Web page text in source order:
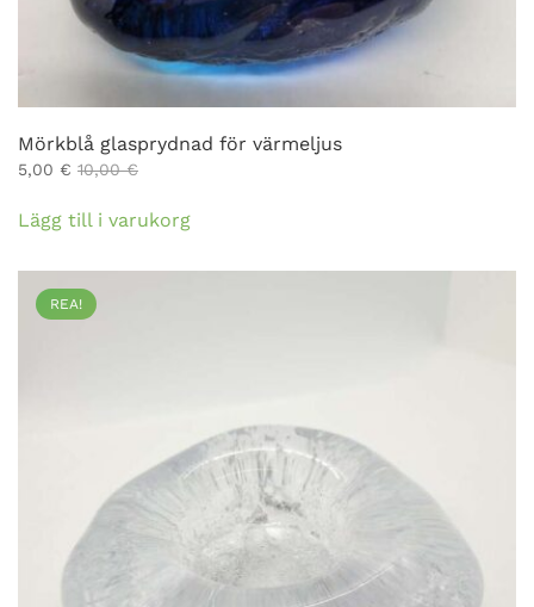
Mörkblå glasprydnad för värmeljus
5,00 € 10,00€
Lägg till i varukorg
REA!